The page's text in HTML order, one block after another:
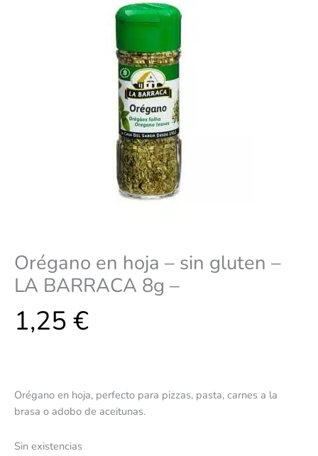
Orégano en hoja – sin gluten –
LA BARRACA 8g –
1,25 €
Orégano en hoja, perfecto para pizzas, pasta, carnes a la
brasa o adobo de aceitunas.
Sin existencias